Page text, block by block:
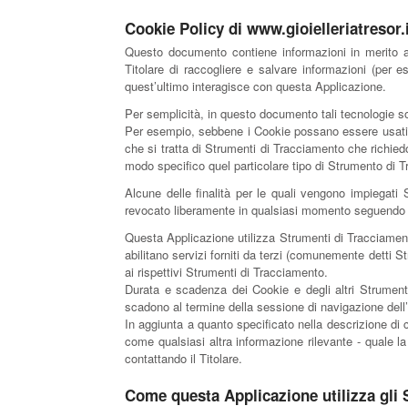
Cookie Policy di
Questo documento contiene informazioni in
Titolare di raccogliere e salvare informazioni (per
quest’ultimo interagisce con questa Applicazione.
Per semplicità, in questo documento tali tecnologie
Per esempio, sebbene i Cookie possano essere
che si tratta di Strumenti di Tracciamento che
modo specifico quel particolare tipo di Strumento di
Alcune delle finalità per le quali vengono impiegati
revocato liberamente in qualsiasi momento
Questa Applicazione utilizza Strumenti di
abilitano servizi forniti da terzi (comunemente detti
ai rispettivi Strumenti di Tracciamento.
Durata e scadenza dei Cookie e degli altri
scadono al termine della sessione di navigazione
In aggiunta a quanto specificato nella descrizione
come qualsiasi altra informazione rilevante - quale
contattando il Titolare.
Come questa Applicazione utilizza gli